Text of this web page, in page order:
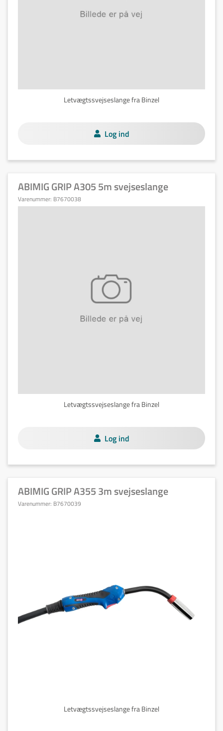
Letvægtssvejseslange fra Binzel
Log ind
ABIMIG GRIP A305 5m svejseslange
Varenummer: B7670038
Letvægtssvejseslange fra Binzel
Log ind
ABIMIG GRIP A355 3m svejseslange
Varenummer: B7670039
Letvægtssvejseslange fra Binzel